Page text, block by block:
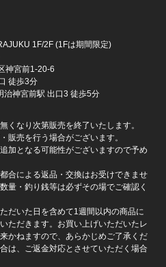
1F/2F (1Fは期間限定)
神宮前1-20-6
徒歩3分
治神宮前駅 出口3 徒歩5分
くなり次第販売を終了いたします。
販売を行う場合がございます。
加となる可能性がございますので予め
合による返品・交換はお受けできませ
量・釣り銭等は必ずその場でご確認く
だいた日を含めて1週間以内の商品に
ただきます。お買い上げいただいたレ
かねますので、あらかじめご了承くだ
は、ご返金対応とさせていただく場合